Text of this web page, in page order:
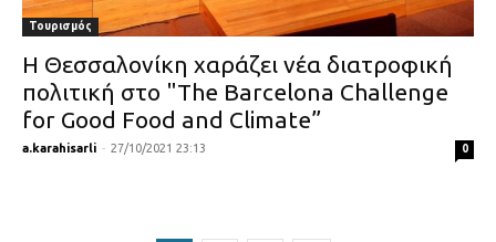
Τουρισμός
Η Θεσσαλονίκη χαράζει νέα διατροφική
πολιτική στο "The Barcelona Challenge
for Good Food and Climate”
a.karahisarli - 27/10/2021 23:13 0